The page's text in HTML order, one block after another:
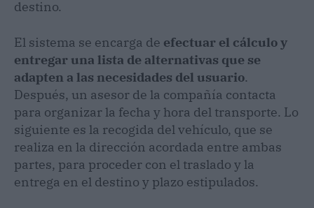
destino.
El sistema se encarga de efectuar el cálculo y
entregar una lista de alternativas que se
adapten a las necesidades del usuario.
Después, un asesor de la compañía contacta
para organizar la fecha y hora del transporte. Lo
siguiente es la recogida del vehículo, que se
realiza en la dirección acordada entre ambas
partes, para proceder con el traslado y la
entrega en el destino y plazo estipulados.